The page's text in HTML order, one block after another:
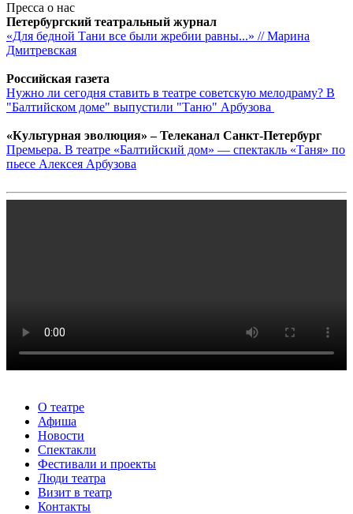
Пресса о нас
Петербургский театральный журнал
«Для бедной Тани все были жребии равны...» // Марина
Дмитревская
Российская газета
Нужно ли сегодня ставить в театре советскую мелодраму? В
"Балтийском доме" выпустили "Таню" Арбузова
«Культурная эволюция» – Телеканал Санкт-Петербург
Премьера. В театре «Балтийский дом» — спектакль «Таня» по
пьесе Алексея Арбузова
О театре
Афиша
Новости
Спектакли
Фестивали и проекты
Люди театра
Визит в театр
Контакты